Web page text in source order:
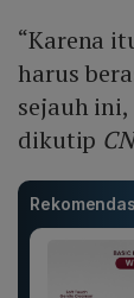
“Karena
harus
sejauh
dikutip